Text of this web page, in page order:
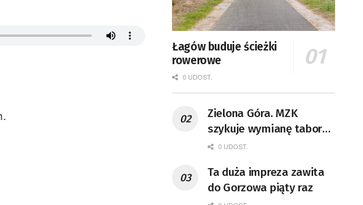
Łagów buduje ścieżki
rowerowe
0 UDOST.
Zielona Góra. MZK
szykuje wymianę taboru i
rozbudowę zajezdni
0 UDOST.
Ta duża impreza zawita
do Gorzowa piąty raz